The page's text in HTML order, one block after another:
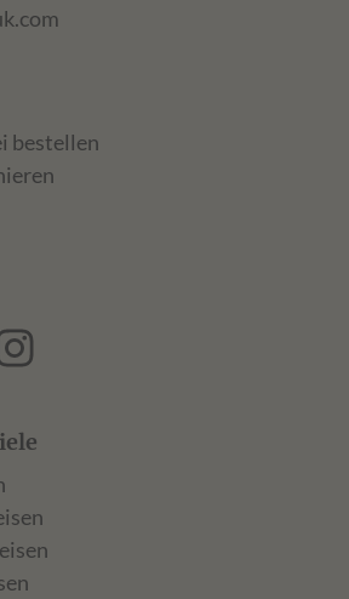
bestellen